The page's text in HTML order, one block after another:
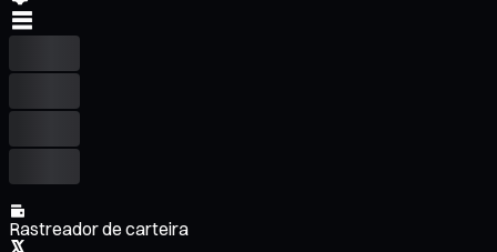
Rastreador de carteira